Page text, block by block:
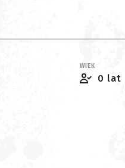
WIEK
0 lat